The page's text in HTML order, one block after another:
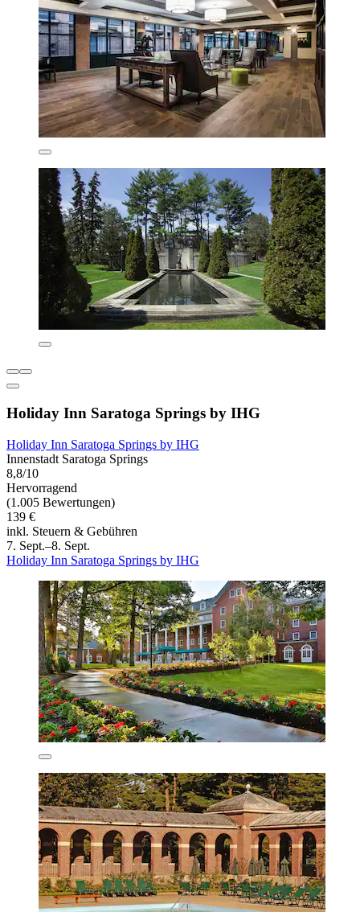
Holiday Inn Saratoga Springs by IHG
Holiday Inn Saratoga Springs by IHG
Innenstadt Saratoga Springs
8,8/10
Hervorragend
(1.005 Bewertungen)
139 €
inkl. Steuern & Gebühren
7. Sept.–8. Sept.
Holiday Inn Saratoga Springs by IHG